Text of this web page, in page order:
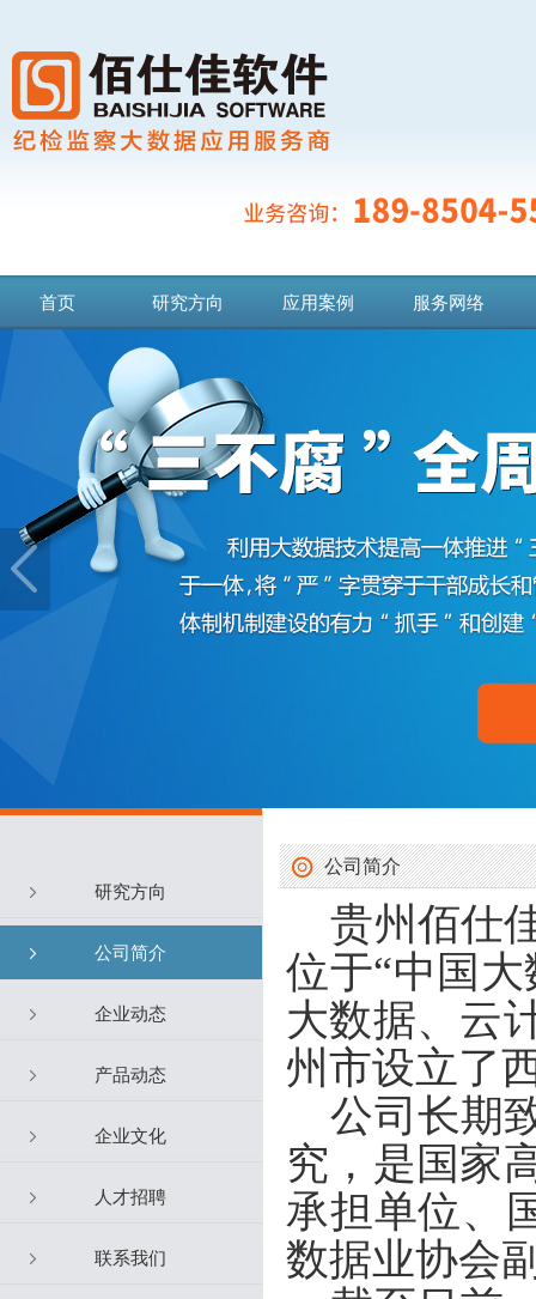
首页 研究方向 应用案例 服务网络
研究方向
公司简介
企业动态
产品动态
企业文化
人才招聘
联系我们
公司简介
贵州佰仕
位于“中国
大数据、云
州市设立了
公司长期
究 ，是国家
承担单位、
数据业协会